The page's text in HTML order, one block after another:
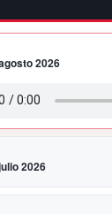
a la Moda
edición en el
Abinader
2026
2026